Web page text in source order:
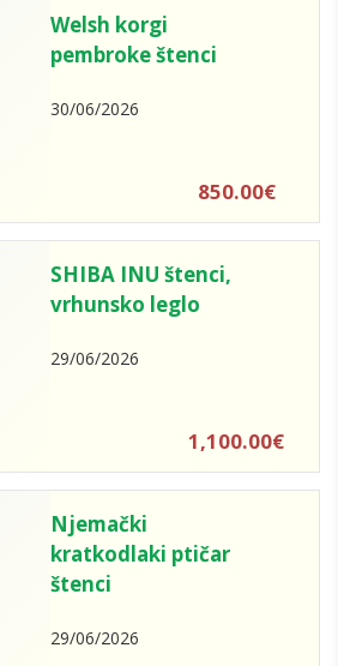
Welsh korgi
pembroke štenci
30/06/2026
850.00€
SHIBA INU štenci,
vrhunsko leglo
29/06/2026
1,100.00€
Njemački
kratkodlaki ptičar
štenci
29/06/2026